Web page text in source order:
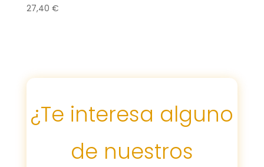
27,40 €
¿Te interesa alguno
de nuestros